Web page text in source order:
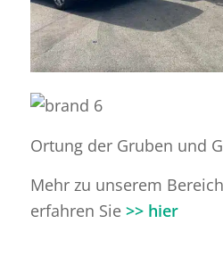
Ortung der Gruben und
Mehr zu unserem
erfahren Sie >> hier